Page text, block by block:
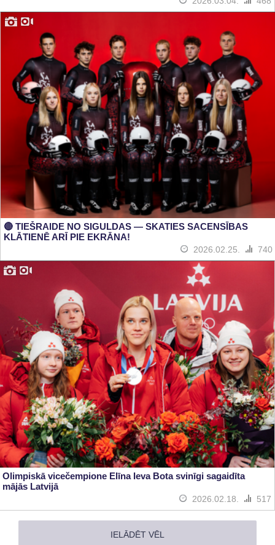
🔴 TIEŠRAIDE NO SIGULDAS — SKATIES SACENSĪBAS
KLĀTIENĒ ARĪ PIE EKRĀNA!
2026.02.25. 740
Olimpiskā vicečempione Elīna Ieva Bota svinīgi sagaidīta
mājās Latvijā
2026.02.18. 517
IELĀDĒT VĒL